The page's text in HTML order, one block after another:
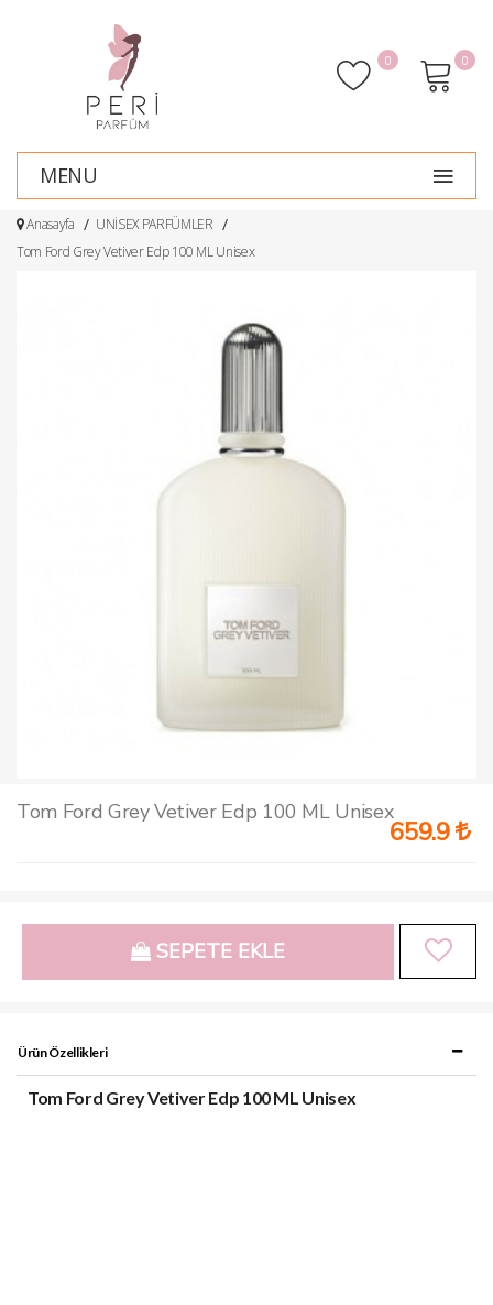
0 0
MENU
Anasayfa
UNİSEX PARFÜMLER
Tom Ford Grey Vetiver Edp 100 ML Unisex
Tom Ford Grey Vetiver Edp 100 ML Unisex
659.9
SEPETE EKLE
Ürün Özellikleri
Tom Ford Grey Vetiver Edp 100 ML Unisex